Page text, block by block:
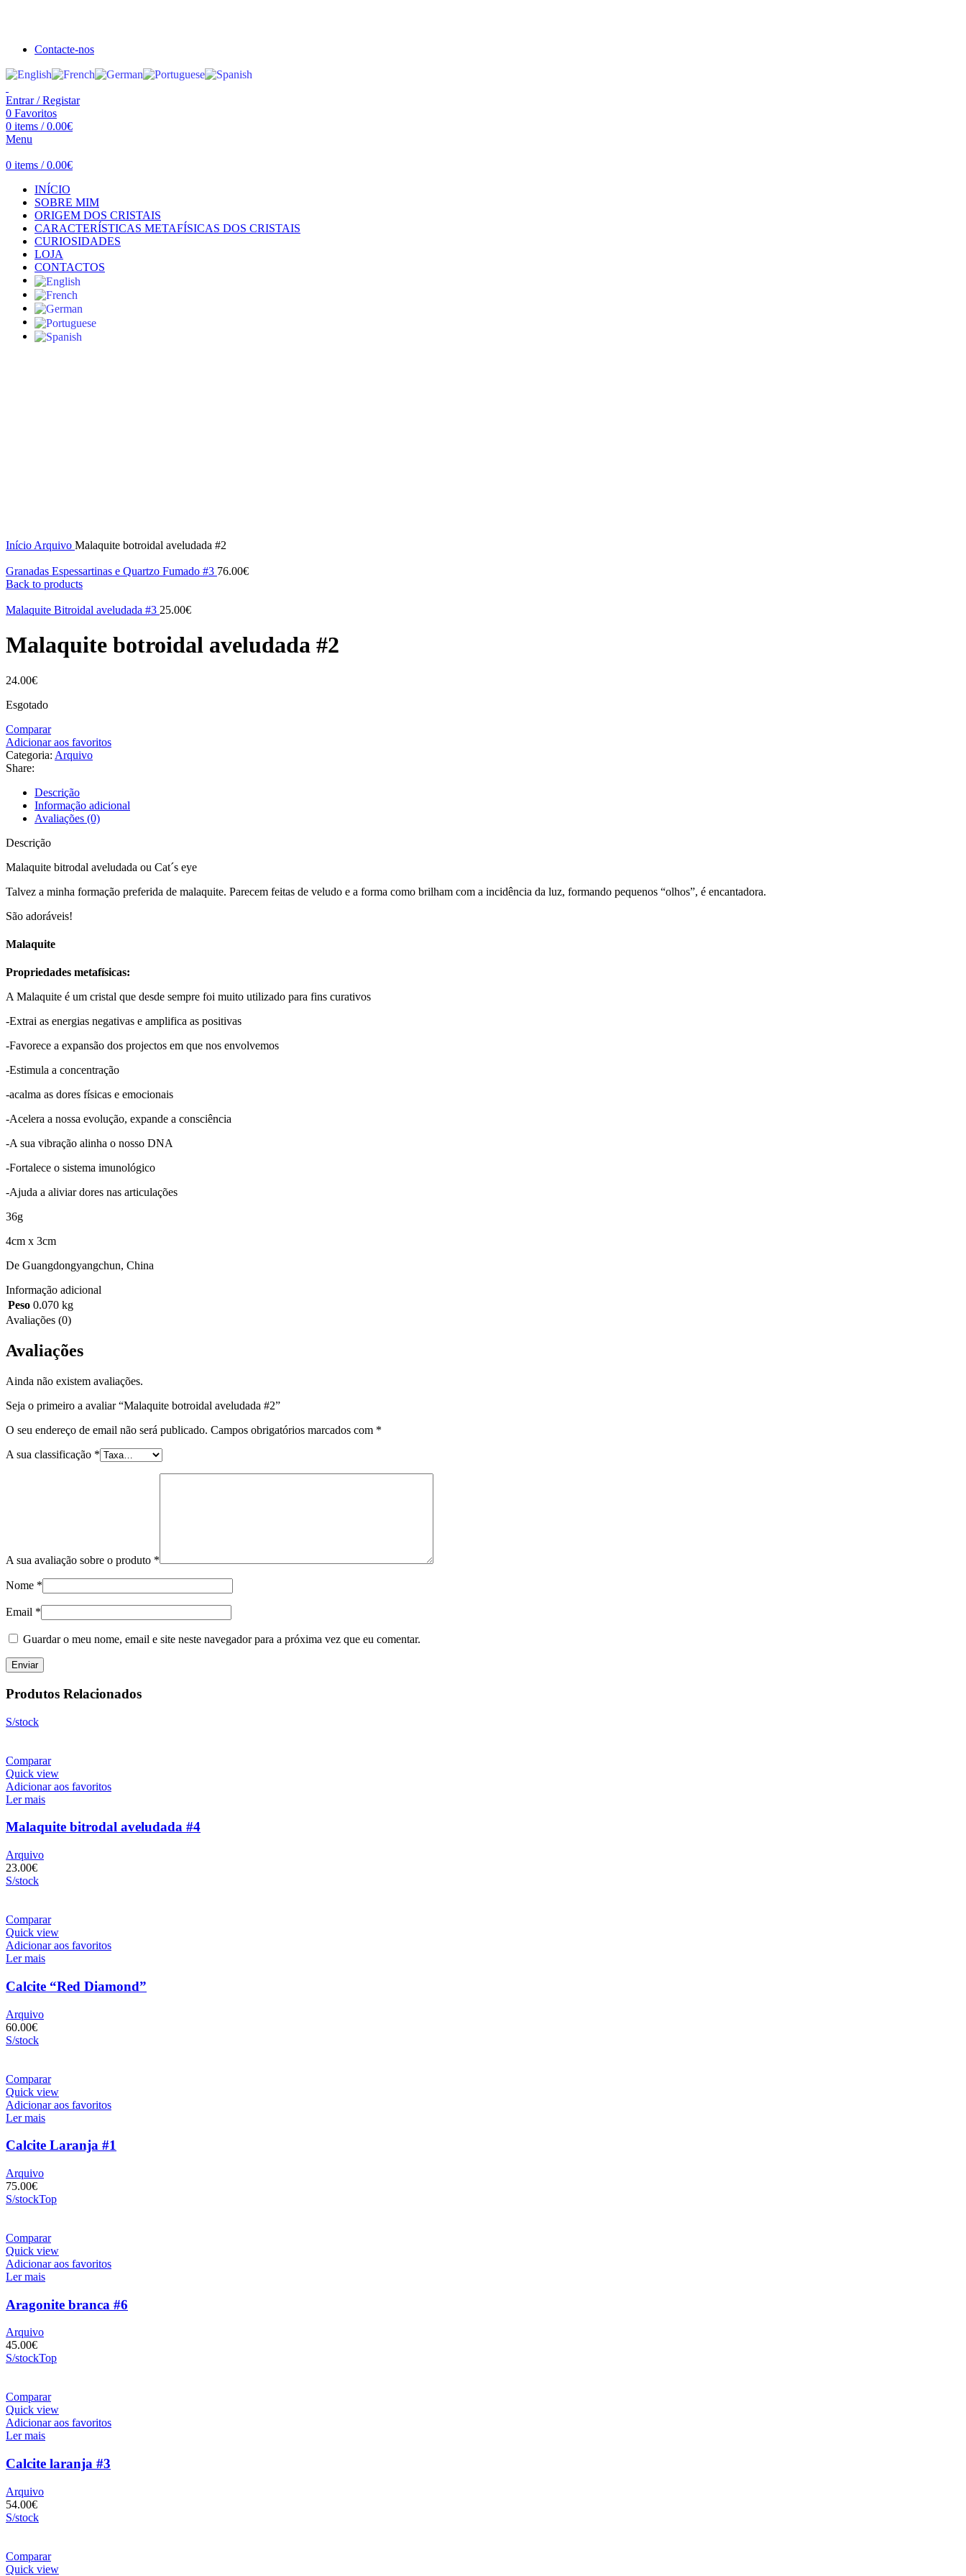
Contacte-nos
Entrar / Registar
0 Favoritos
0 items / 0.00€
Menu
0 items / 0.00€
INÍCIO
SOBRE MIM
ORIGEM DOS CRISTAIS
CARACTERÍSTICAS METAFÍSICAS DOS CRISTAIS
CURIOSIDADES
LOJA
CONTACTOS
Início Arquivo Malaquite botroidal aveludada #2
Granadas Espessartinas e Quartzo Fumado #3 76.00€
Back to products
Malaquite Bitroidal aveludada #3 25.00€
Malaquite botroidal aveludada #2
24.00€
Esgotado
Comparar
Adicionar aos favoritos
Categoria: Arquivo
Share:
Descrição
Informação adicional
Avaliações (0)
Descrição
Malaquite bitrodal aveludada ou Cat´s eye
Talvez a minha formação preferida de malaquite. Parecem feitas de veludo e a forma como brilham com a incidência da luz, formando pequenos “olhos”, é encantadora.
São adoráveis!
Malaquite
Propriedades metafísicas:
A Malaquite é um cristal que desde sempre foi muito utilizado para fins curativos
-Extrai as energias negativas e amplifica as positivas
-Favorece a expansão dos projectos em que nos envolvemos
-Estimula a concentração
-acalma as dores físicas e emocionais
-Acelera a nossa evolução, expande a consciência
-A sua vibração alinha o nosso DNA
-Fortalece o sistema imunológico
-Ajuda a aliviar dores nas articulações
36g
4cm x 3cm
De Guangdongyangchun, China
Informação adicional
Peso 0.070 kg
Avaliações (0)
Avaliações
Ainda não existem avaliações.
Seja o primeiro a avaliar “Malaquite botroidal aveludada #2”
O seu endereço de email não será publicado. Campos obrigatórios marcados com *
A sua classificação *
A sua avaliação sobre o produto *
Nome *
Email *
Guardar o meu nome, email e site neste navegador para a próxima vez que eu comentar.
Produtos Relacionados
S/stock
Comparar
Quick view
Adicionar aos favoritos
Ler mais
Malaquite bitrodal aveludada #4
Arquivo
23.00€
S/stock
Comparar
Quick view
Adicionar aos favoritos
Ler mais
Calcite “Red Diamond”
Arquivo
60.00€
S/stock
Comparar
Quick view
Adicionar aos favoritos
Ler mais
Calcite Laranja #1
Arquivo
75.00€
S/stockTop
Comparar
Quick view
Adicionar aos favoritos
Ler mais
Aragonite branca #6
Arquivo
45.00€
S/stockTop
Comparar
Quick view
Adicionar aos favoritos
Ler mais
Calcite laranja #3
Arquivo
54.00€
S/stock
Comparar
Quick view